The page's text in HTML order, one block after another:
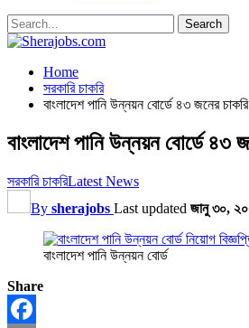
Home
সরকারি চাকরি
বাংলাদেশ পানি উন্নয়ন বোর্ডে ৪৩ জনের চাকরি
বাংলাদেশ পানি উন্নয়ন বোর্ডে ৪৩
সরকারি চাকরিLatest News
By sherajobs Last updated জানু ৩০,
বাংলাদেশ পানি উন্নয়ন বোর্ড
Share